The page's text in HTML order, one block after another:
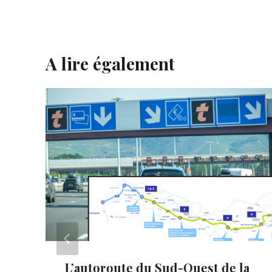
A lire également
L’autoroute du Sud-Ouest de la